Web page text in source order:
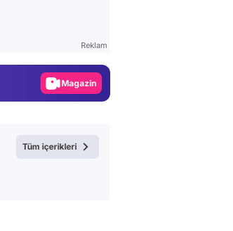
Reklam
Magazin
Tüm içerikleri